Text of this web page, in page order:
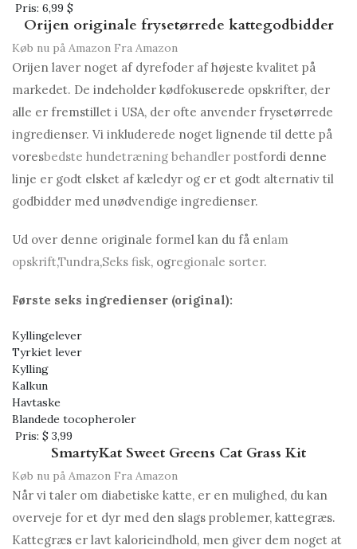
Pris: 6,99 $
Orijen originale frysetørrede kattegodbidder
Køb nu på Amazon Fra Amazon
Orijen laver noget af dyrefoder af højeste kvalitet på
markedet. De indeholder kødfokuserede opskrifter, der
alle er fremstillet i USA, der ofte anvender frysetørrede
ingredienser. Vi inkluderede noget lignende til dette på
voresbedste hundetræning behandler postfordi denne
linje er godt elsket af kæledyr og er et godt alternativ til
godbidder med unødvendige ingredienser.
Ud over denne originale formel kan du få enlam
opskrift,Tundra,Seks fisk, ogregionale sorter.
Første seks ingredienser (original):
Kyllingelever
Tyrkiet lever
Kylling
Kalkun
Havtaske
Blandede tocopheroler
Pris: $ 3,99
SmartyKat Sweet Greens Cat Grass Kit
Køb nu på Amazon Fra Amazon
Når vi taler om diabetiske katte, er en mulighed, du kan
overveje for et dyr med den slags problemer, kattegræs.
Kattegræs er lavt kalorieindhold, men giver dem noget at